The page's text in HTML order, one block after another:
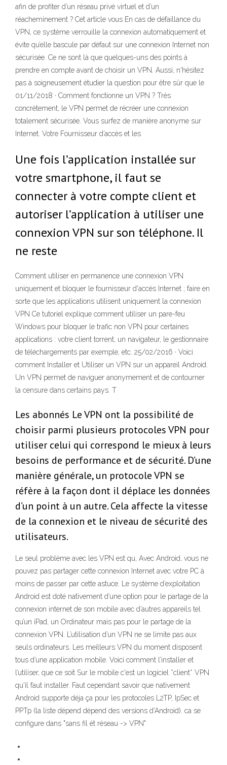
afin de profiter d’un réseau privé virtuel et d’un
réacheminement ? Cet article vous En cas de défaillance du
VPN, ce système verrouille la connexion automatiquement et
évite qu’elle bascule par défaut sur une connexion Internet non
sécurisée. Ce ne sont là que quelques-uns des points à
prendre en compte avant de choisir un VPN. Aussi, n'hésitez
pas à soigneusement étudier la question pour être sûr que le
01/11/2018 · Comment fonctionne un VPN ? Très
concrètement, le VPN permet de récréer une connexion
totalement sécurisée. Vous surfez de manière anonyme sur
Internet. Votre Fournisseur d’accès et les
Une fois l’application installée sur
votre smartphone, il faut se
connecter à votre compte client et
autoriser l’application à utiliser une
connexion VPN sur son téléphone. Il
ne reste
Comment utiliser en permanence une connexion VPN
uniquement et bloquer le fournisseur d'accès Internet ; faire en
sorte que les applications utilisent uniquement la connexion
VPN Ce tutoriel explique comment utiliser un pare-feu
Windows pour bloquer le trafic non VPN pour certaines
applications : votre client torrent, un navigateur, le gestionnaire
de téléchargements par exemple, etc. 25/02/2016 · Voici
comment Installer et Utiliser un VPN sur un appareil Android.
Un VPN permet de naviguer anonymement et de contourner
la censure dans certains pays. T
Les abonnés Le VPN ont la possibilité de
choisir parmi plusieurs protocoles VPN pour
utiliser celui qui correspond le mieux à leurs
besoins de performance et de sécurité. D’une
manière générale, un protocole VPN se
réfère à la façon dont il déplace les données
d’un point à un autre. Cela affecte la vitesse
de la connexion et le niveau de sécurité des
utilisateurs.
Le seul problème avec les VPN est qu, Avec Android, vous ne
pouvez pas partager cette connexion Internet avec votre PC à
moins de passer par cette astuce. Le système d’exploitation
Android est doté nativement d’une option pour le partage de la
connexion internet de son mobile avec d’autres appareils tel
qu’un iPad, un Ordinateur mais pas pour le partage de la
connexion VPN. L’utilisation d’un VPN ne se limite pas aux
seuls ordinateurs. Les meilleurs VPN du moment disposent
tous d’une application mobile. Voici comment l’installer et
l’utiliser, que ce soit Sur le mobile c'est un logiciel *client* VPN
qu'il faut installer. Faut cependant savoir que nativement
Android supporte déja ça pour les protocoles L2TP, IpSec et
PPTp (la liste dépend dépend des versions d'Android). ca se
configure dans "sans fil ét réseau -> VPN"